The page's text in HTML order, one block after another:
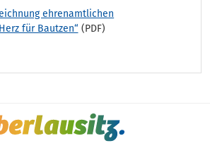
ehrenamtlichen
für Bautzen“ (PDF)